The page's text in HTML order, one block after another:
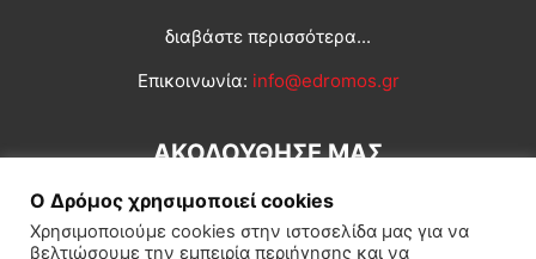
διαβάστε περισσότερα...
Επικοινωνία: info@edromos.gr
ΑΚΟΛΟΥΘΗΣΕ ΜΑΣ
Ο Δρόμος χρησιμοποιεί cookies
Χρησιμοποιούμε cookies στην ιστοσελίδα μας για να
βελτιώσουμε την εμπειρία περιήγησης και να